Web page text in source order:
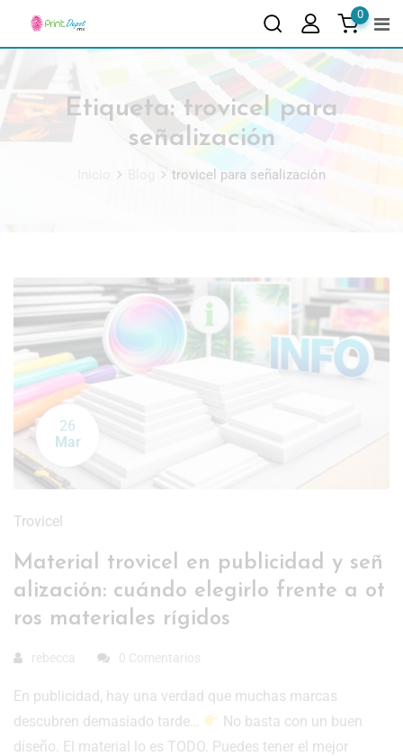
0
Etiqueta: trovicel para
señalización
trovicel para señalización
26
Mar
Trovicel
Material trovicel en publicidad y señ
alización: cuándo elegirlo frente a ot
ros materiales rígidos
rebecca 0 Comentarios
En publicidad, hay una verdad que muchas marcas
descubren demasiado tarde…
No basta con un buen
diseño. El material lo es TODO. Puedes tener el mejor